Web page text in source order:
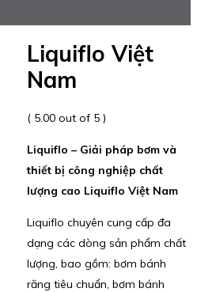
Liquiflo Việt
Nam
( 5.00 out of 5 )
Liquiflo – Giải pháp bơm và
thiết bị công nghiệp chất
lượng cao Liquiflo Việt Nam
Liquiflo chuyên cung cấp đa
dạng các dòng sản phẩm chất
lượng, bao gồm: bơm bánh
răng tiêu chuẩn, bơm bánh